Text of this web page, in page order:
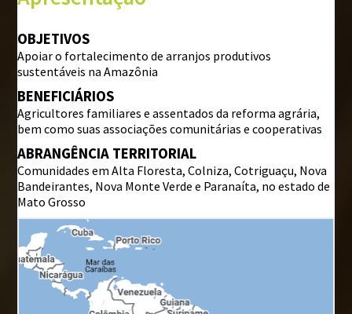
BIBLIOTECA
Institucional
Outras publicações
FALE CONOSCO
Perguntas frequentes
OBJETIVOS
Apoiar o fortalecimento de arranjos produtivos
sustentáveis na Amazônia
BENEFICIÁRIOS
Agricultores familiares e assentados da reforma agrária,
bem como suas associações comunitárias e cooperativas
ABRANGÊNCIA TERRITORIAL
Comunidades em Alta Floresta, Colniza, Cotriguaçu, Nova
Bandeirantes, Nova Monte Verde e Paranaíta, no estado de
Mato Grosso